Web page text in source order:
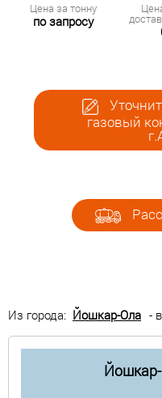
Цена за тонну
по запросу
газовый
Из города: Йошкар-Ола -